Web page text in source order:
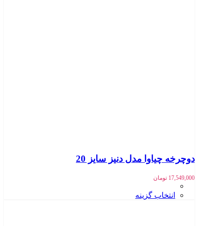
دوچرخه چیاوا مدل دنیز سایز 20
17,549,000 تومان
انتخاب گزینه